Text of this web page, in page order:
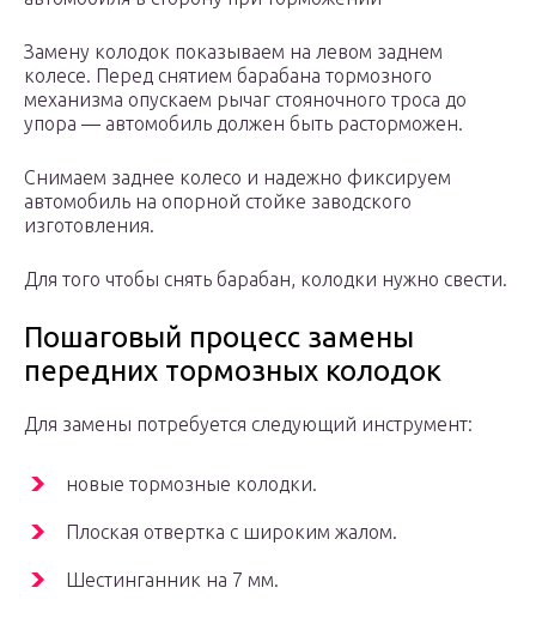
Замену колодок показываем на левом заднем
колесе. Перед снятием барабана тормозного
механизма опускаем рычаг стояночного троса до
упора — автомобиль должен быть расторможен.
Снимаем заднее колесо и надежно фиксируем
автомобиль на опорной стойке заводского
изготовления.
Для того чтобы снять барабан, колодки нужно свести.
Пошаговый процесс замены
передних тормозных колодок
Для замены потребуется следующий инструмент:
новые тормозные колодки.
Плоская отвертка с широким жалом.
Шестинганник на 7 мм.